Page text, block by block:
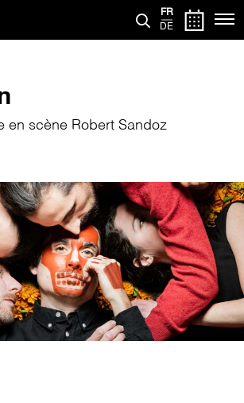
FR
DE
en scène Robert Sandoz